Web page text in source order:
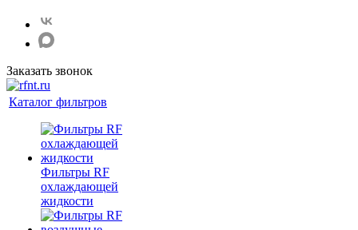
Заказать звонок
Каталог фильтров
Фильтры RF
охлаждающей
жидкости